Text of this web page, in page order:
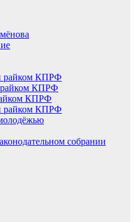
райком КПРФ
райком КПРФ
КПРФ
райком КПРФ
собрании